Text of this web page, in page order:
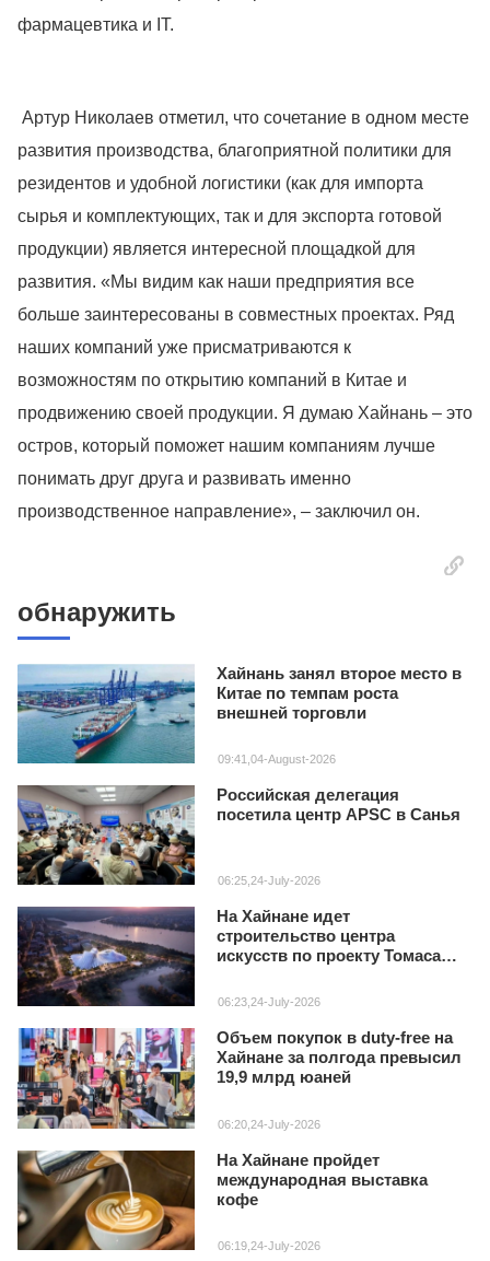
фармацевтика и IT.
Артур Николаев отметил, что сочетание в одном месте
развития производства, благоприятной политики для
резидентов и удобной логистики (как для импорта
сырья и комплектующих, так и для экспорта готовой
продукции) является интересной площадкой для
развития. «Мы видим как наши предприятия все
больше заинтересованы в совместных проектах. Ряд
наших компаний уже присматриваются к
возможностям по открытию компаний в Китае и
продвижению своей продукции. Я думаю Хайнань – это
остров, который поможет нашим компаниям лучше
понимать друг друга и развивать именно
производственное направление», – заключил он.
обнаружить
Хайнань занял второе место в
Китае по темпам роста
внешней торговли
09:41,04-August-2026
Российская делегация
посетила центр APSC в Санья
06:25,24-July-2026
На Хайнане идет
строительство центра
искусств по проекту Томаса
06:23,24-July-2026
Объем покупок в duty‑free на
Хайнане за полгода превысил
19,9 млрд юаней
06:20,24-July-2026
На Хайнане пройдет
международная выставка
кофе
06:19,24-July-2026